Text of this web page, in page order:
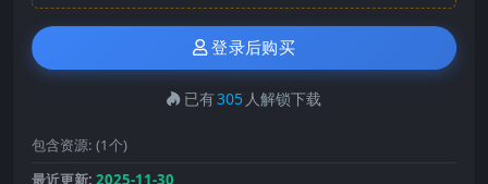
登录后购买
已有305 人解锁下载
包含资源: (1个)
最近更新: 2025-11-30